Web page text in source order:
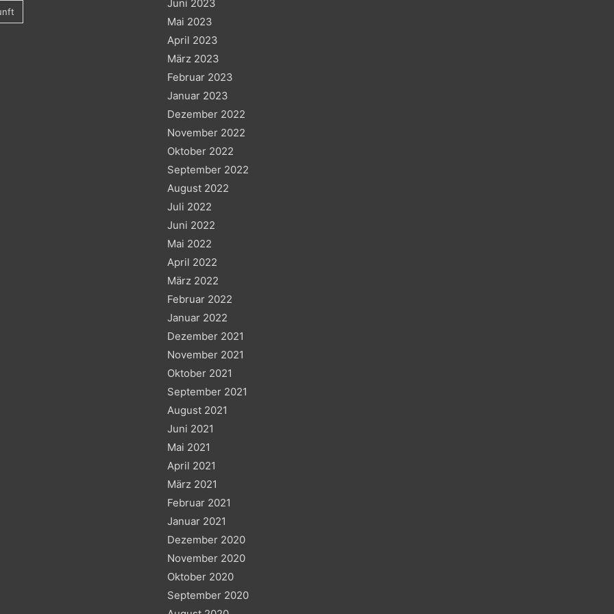
Juni 2023
Mai 2023
April 2023
März 2023
Februar 2023
Januar 2023
Dezember 2022
November 2022
Oktober 2022
September 2022
August 2022
Juli 2022
Juni 2022
Mai 2022
April 2022
März 2022
Februar 2022
Januar 2022
Dezember 2021
November 2021
Oktober 2021
September 2021
August 2021
Juni 2021
Mai 2021
April 2021
März 2021
Februar 2021
Januar 2021
Dezember 2020
November 2020
Oktober 2020
September 2020